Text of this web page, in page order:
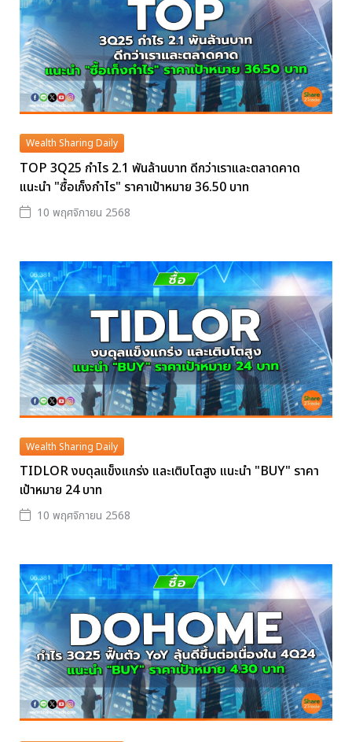
Wealth Sharing Daily
TOP 3Q25 กำไร 2.1 พันล้านบาท ดีกว่าเราและตลาดคาด
แนะนำ "ซื้อเก็งกำไร" ราคาเป้าหมาย 36.50 บาท
10 พฤศจิกายน 2568
Wealth Sharing Daily
TIDLOR งบดุลแข็งแกร่ง และเติบโตสูง แนะนำ "BUY" ราคา
เป้าหมาย 24 บาท
10 พฤศจิกายน 2568